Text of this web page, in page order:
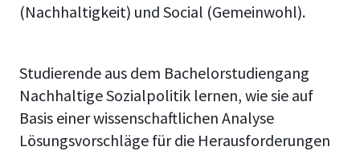
(Nachhaltigkeit) und Social (Gemeinwohl).
Studierende aus dem Bachelorstudiengang
Nachhaltige Sozialpolitik lernen, wie sie auf
Basis einer wissenschaftlichen Analyse
Lösungsvorschläge für die Herausforderungen